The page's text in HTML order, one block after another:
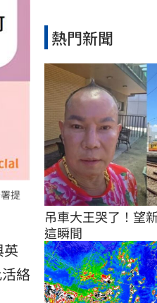
提
絡
熱門新聞
吊車大王哭了！望
這瞬間